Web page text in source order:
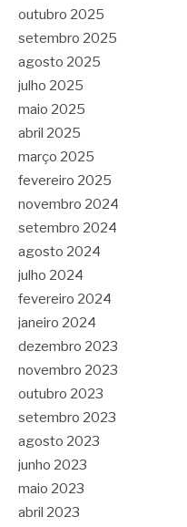
outubro 2025
setembro 2025
agosto 2025
julho 2025
maio 2025
abril 2025
março 2025
fevereiro 2025
novembro 2024
setembro 2024
agosto 2024
julho 2024
fevereiro 2024
janeiro 2024
dezembro 2023
novembro 2023
outubro 2023
setembro 2023
agosto 2023
junho 2023
maio 2023
abril 2023